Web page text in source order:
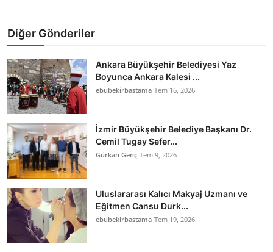
Diğer Gönderiler
Ankara Büyükşehir Belediyesi Yaz
Boyunca Ankara Kalesi ...
ebubekirbastama Tem 16, 2026
İzmir Büyükşehir Belediye Başkanı Dr.
Cemil Tugay Sefer...
Gürkan Genç Tem 9, 2026
Uluslararası Kalıcı Makyaj Uzmanı ve
Eğitmen Cansu Durk...
ebubekirbastama Tem 19, 2026